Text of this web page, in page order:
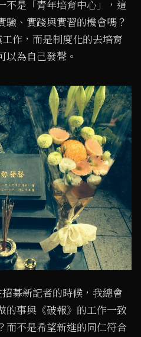
不是「青年培育中心」，這
驗、實踐與實習的機會嗎？
作，而是制度化的去培育
以為自己發聲。
募新記者的時候，我總會
的事與《破報》的工作一致
而不是希望新進的同仁符合